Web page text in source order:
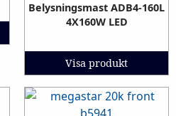
Belysningsmast ADB4-160L
4X160W LED
Visa produkt